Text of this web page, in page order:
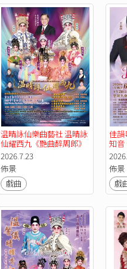
温晴詠仙樂曲藝社 温晴詠
仙耀西九《艷曲醉周郎》
《帝女花之庵遇、相認》
《龍女洞房》《唐官香夢
證前盟之痴夢》《孟姜女
尋夫》《打金枝》
2026.7.23
佈景
戲曲
佳韻
知音
佈景
戲